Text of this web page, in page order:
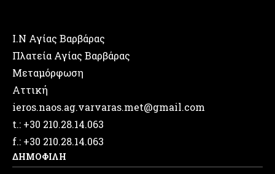
Ι.Ν Αγίας Βαρβάρας
Πλατεία Αγίας Βαρβάρας
Μεταμόρφωση
Αττική
ieros.naos.ag.varvaras.met@gmail.com
t.: +30 210.28.14.063
f.: +30 210.28.14.063
ΔΗΜΟΦΙΛΗ